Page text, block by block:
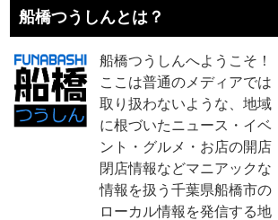
船橋つうしんとは？
船橋つうしんへようこそ！
ここは普通のメディアでは
取り扱わないような、地域
に根づいたニュース・イベ
ント・グルメ・お店の開店
閉店情報などマニアックな
情報を扱う千葉県船橋市の
ローカル情報を発信する地